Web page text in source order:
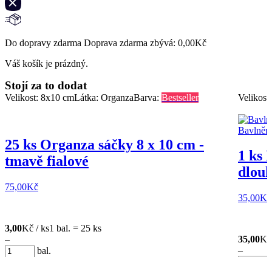
Do dopravy zdarma Doprava zdarma zbývá: 0,00Kč
Váš košík je prázdný.
Stojí za to dodat
Velikost: 8x10 cmLátka: OrganzaBarva: Bestseller
25 ks Organza sáčky 8 x 10 cm -
tmavě fialové
75,00Kč
3,00Kč / ks1 bal. = 25 ks
–
bal.
1 ks
35,00Kč
35,00
–